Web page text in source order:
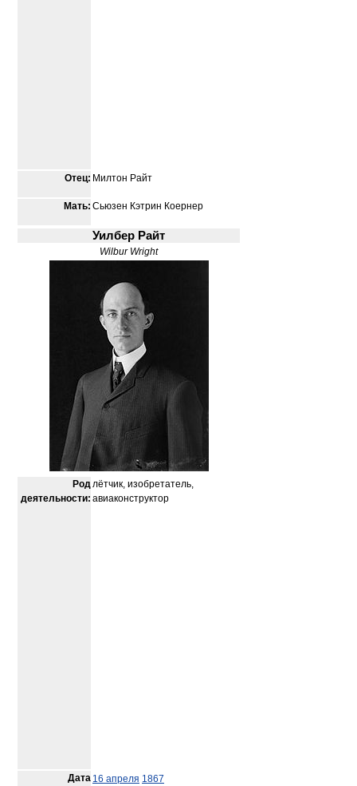
Отец: Милтон Райт
Мать: Сьюзен Кэтрин Коернер
Уилбер Райт
Wilbur Wright
Род
деятельности:
лётчик, изобретатель,
авиаконструктор
Дата 16 апреля 1867